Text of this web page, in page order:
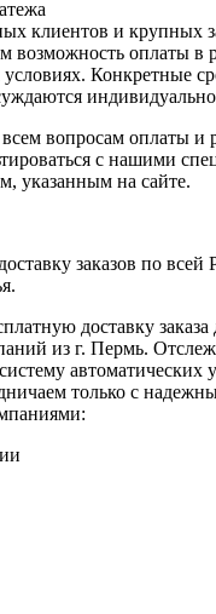
клиентов и крупных
возможность оплаты в
Конкретные
вопросам оплаты и
с нашими
указанным на сайте.
заказов по всей
доставку заказа
из г. Пермь.
автоматических
только с